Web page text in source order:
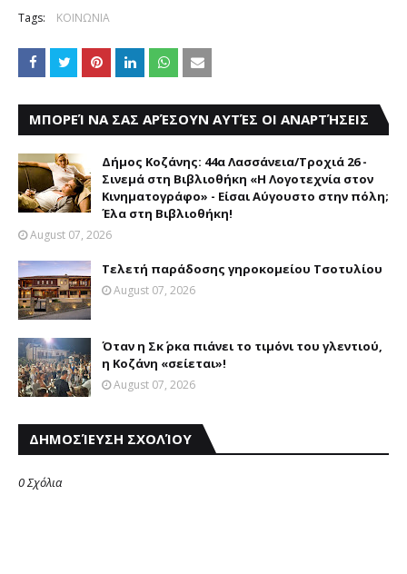
Tags: ΚΟΙΝΩΝΙΑ
ΜΠΟΡΕΊ ΝΑ ΣΑΣ ΑΡΈΣΟΥΝ ΑΥΤΈΣ ΟΙ ΑΝΑΡΤΉΣΕΙΣ
Δήμος Κοζάνης: 44α Λασσάνεια/Τροχιά 26 -
Σινεμά στη Βιβλιοθήκη «Η Λογοτεχνία στον
Κινηματογράφο» - Είσαι Αύγουστο στην πόλη;
Έλα στη Βιβλιοθήκη!
August 07, 2026
Τελετή παράδοσης γηροκομείου Τσοτυλίου
August 07, 2026
Όταν η Σκ΄ ρκα πιάνει το τιμόνι του γλεντιού,
η Κοζάνη «σείεται»!
August 07, 2026
ΔΗΜΟΣΊΕΥΣΗ ΣΧΟΛΊΟΥ
0 Σχόλια